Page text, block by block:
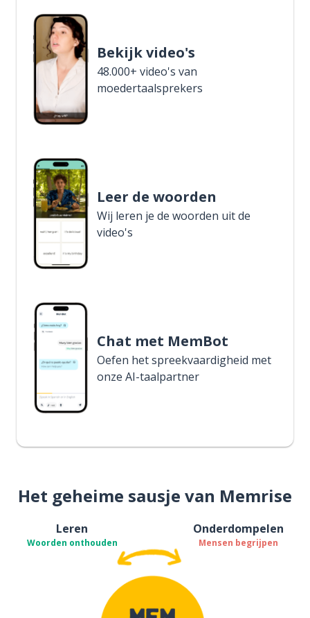
Bekijk video's
48.000+ video's van
moedertaalsprekers
Leer de woorden
Wij leren je de woorden uit de
video's
Chat met MemBot
Oefen het spreekvaardigheid met
onze AI-taalpartner
Het geheime sausje van Memrise
Leren
Woorden onthouden
Onderdompelen
Mensen begrijpen